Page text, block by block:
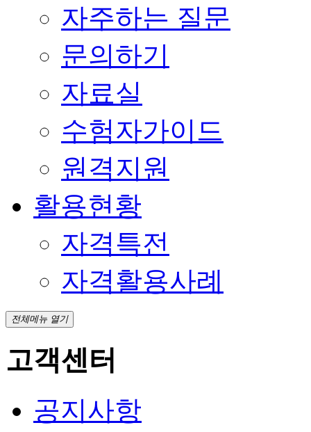
자주하는 질문
문의하기
자료실
수험자가이드
원격지원
활용현황
자격특전
자격활용사례
전체메뉴 열기
고객센터
공지사항